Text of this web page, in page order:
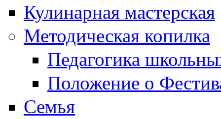
Кулинарная мастерская
Методическая копилка
Педагогика
Положение о
Семья